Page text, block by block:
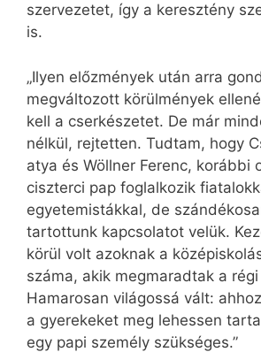
szervezetet, így a keresztény
is.
„Ilyen előzmények után arra
megváltozott körülmények
kell a cserkészetet. De már
nélkül, rejtetten. Tudtam, hogy
atya és Wöllner Ferenc, korábbi
ciszterci pap foglalkozik
egyetemistákkal, de
tartottunk kapcsolatot velük.
körül volt azoknak a
száma, akik megmaradtak a
Hamarosan világossá vált:
a gyerekeket meg lehessen
egy papi személy szükséges.”